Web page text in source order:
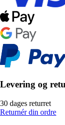
Levering og
30 dages returret
Returnér din ordre